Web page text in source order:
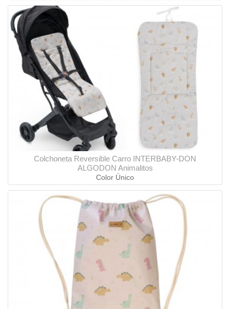
Colchoneta Reversible Carro INTERBABY-DON
ALGODON Animalitos
Color Único